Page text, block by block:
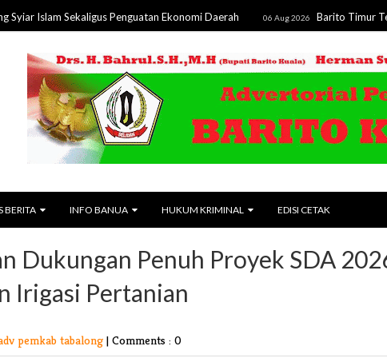
Sekaligus Penguatan Ekonomi Daerah 06 Aug 2026 Barito Timur Terima
BERITA INFO BANUA HUKUM KRIMINAL EDISI CETAK
Dukungan Penuh Proyek SDA
Irigasi Pertanian
pemkab tabalong | Comments : 0